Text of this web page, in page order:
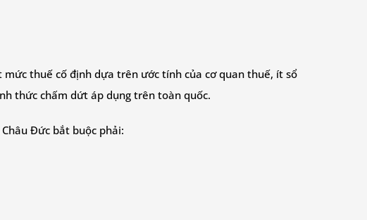
thuế cố định dựa trên ước tính của cơ quan thuế, ít sổ
thức chấm dứt áp dụng trên toàn quốc.
Đức bắt buộc phải: